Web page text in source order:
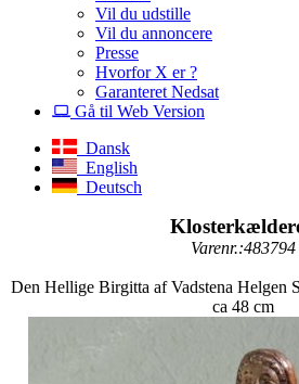
Vil du udstille
Vil du annoncere
Presse
Hvorfor X er ?
Garanteret Nedsat
Gå til Web Version
Dansk
English
Deutsch
Varenr.:483794
Den Hellige Birgitta af Vadstena Helgen
ca 48 cm